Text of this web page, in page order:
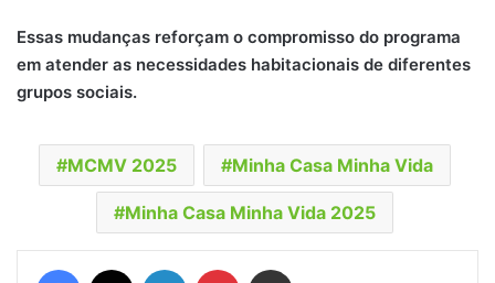
Essas mudanças reforçam o compromisso do programa
em atender as necessidades habitacionais de diferentes
grupos sociais.
MCMV 2025 Minha Casa Minha Vida
Minha Casa Minha Vida 2025
Facebook Linkedin Pinterest